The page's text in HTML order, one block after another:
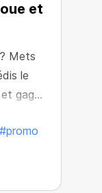
et
Mets
le
gagne
#promo